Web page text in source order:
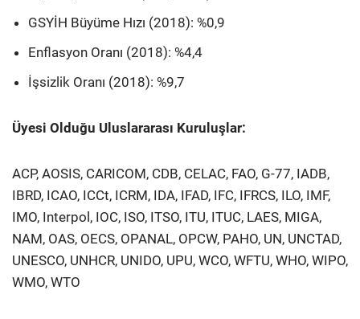
GSYİH Büyüme Hızı (2018): %0,9
Enflasyon Oranı (2018): %4,4
İşsizlik Oranı (2018): %9,7
Üyesi Olduğu Uluslararası Kuruluşlar:
ACP, AOSIS, CARICOM, CDB, CELAC, FAO, G-77, IADB,
IBRD, ICAO, ICCt, ICRM, IDA, IFAD, IFC, IFRCS, ILO, IMF,
IMO, Interpol, IOC, ISO, ITSO, ITU, ITUC, LAES, MIGA,
NAM, OAS, OECS, OPANAL, OPCW, PAHO, UN, UNCTAD,
UNESCO, UNHCR, UNIDO, UPU, WCO, WFTU, WHO, WIPO,
WMO, WTO